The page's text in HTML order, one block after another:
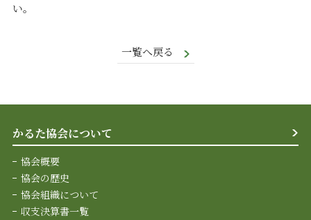
い。
一覧へ戻る
かるた協会について
協会概要
協会の歴史
協会組織について
収支決算書一覧